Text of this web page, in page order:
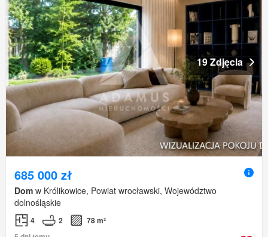
19 Zdjęcia
685 000 zł
Dom w Królikowice, Powiat wrocławski, Województwo
dolnośląskie
4 2
78 m²